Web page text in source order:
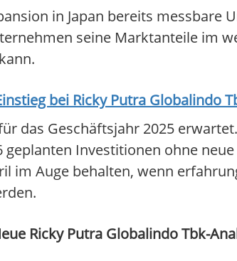
in Japan bereits messbare
seine Marktanteile im
bei Ricky Putra Globalindo
das Geschäftsjahr 2025
Investitionen ohne
im Auge behalten, wenn
Ricky Putra Globalindo Tbk-